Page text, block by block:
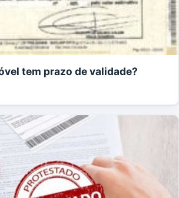
tem prazo de validade?